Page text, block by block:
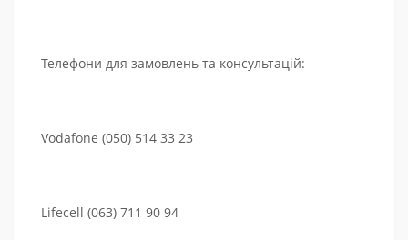
Телефони для замовлень та консультацій:
Vodafone (050) 514 33 23
Lifecell (063) 711 90 94